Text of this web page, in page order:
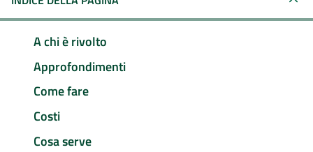
A chi è rivolto
Approfondimenti
Come fare
Costi
Cosa serve